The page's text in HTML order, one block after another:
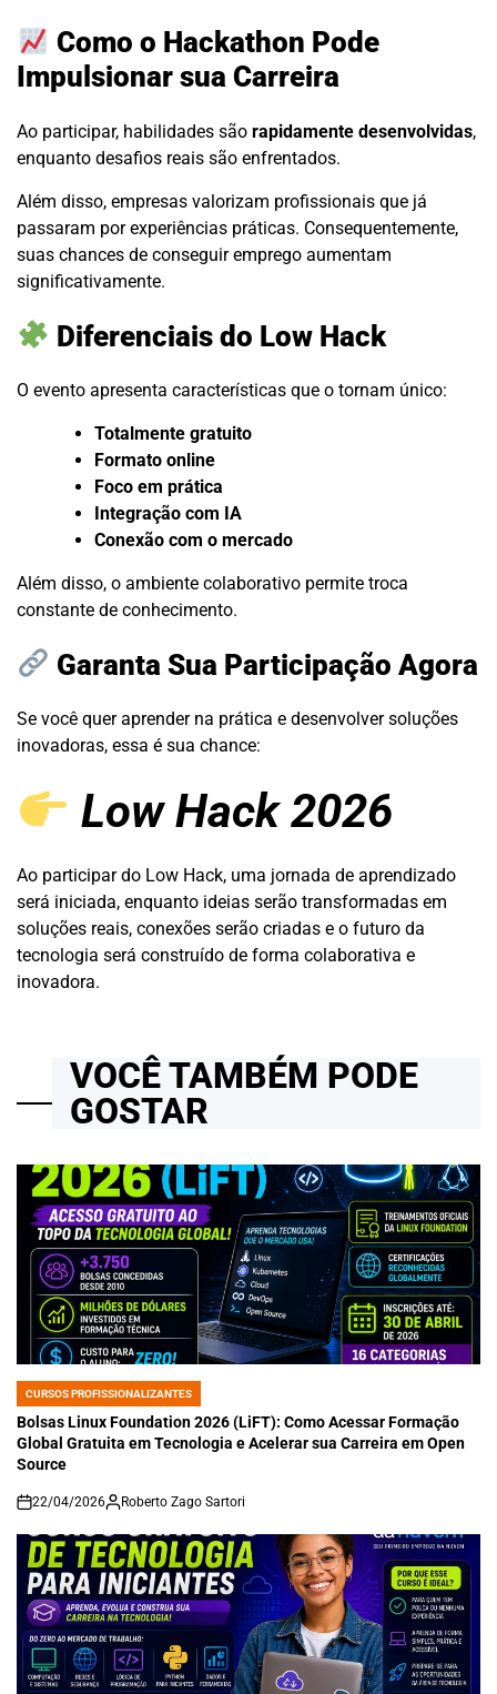
Como o Hackathon Pode
Impulsionar sua Carreira
Ao participar, habilidades são rapidamente desenvolvidas,
enquanto desafios reais são enfrentados.
Além disso, empresas valorizam profissionais que já
passaram por experiências práticas. Consequentemente,
suas chances de conseguir emprego aumentam
significativamente.
Diferenciais do Low Hack
O evento apresenta características que o tornam único:
Totalmente gratuito
Formato online
Foco em prática
Integração com IA
Conexão com o mercado
Além disso, o ambiente colaborativo permite troca
constante de conhecimento.
Garanta Sua Participação Agora
Se você quer aprender na prática e desenvolver soluções
inovadoras, essa é sua chance:
Low Hack 2026
Ao participar do Low Hack, uma jornada de aprendizado
será iniciada, enquanto ideias serão transformadas em
soluções reais, conexões serão criadas e o futuro da
tecnologia será construído de forma colaborativa e
inovadora.
VOCÊ TAMBÉM PODE
GOSTAR
POSTED
IN
CURSOS PROFISSIONALIZANTES
Bolsas Linux Foundation 2026 (LiFT): Como Acessar Formação
Global Gratuita em Tecnologia e Acelerar sua Carreira em Open
Source
on
22/04/2026 Roberto Zago Sartori